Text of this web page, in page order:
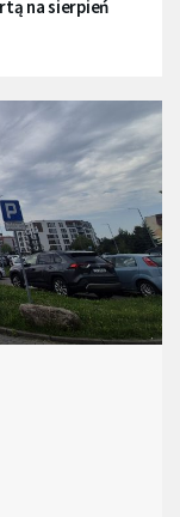
na sierpień